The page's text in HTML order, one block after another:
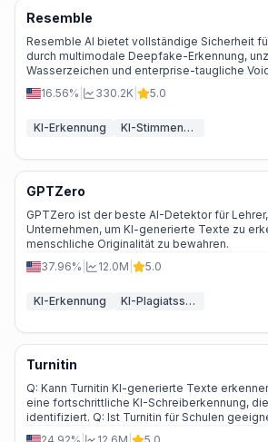
Resemble
Resemble AI bietet vollständige Sicherheit
durch multimodale Deepfake-Erkennung,
Wasserzeichen und enterprise-taugliche
16.56%
330.2K 5.0
KI-Erkennung KI-Stimmenklonen
GPTZero
GPTZero ist der beste AI-Detektor für
Unternehmen, um KI-generierte Texte zu
menschliche Originalität zu bewahren.
37.96%
12.0M 5.0
KI-Erkennung KI-Plagiatssuche
Turnitin
Q: Kann Turnitin KI-generierte Texte
eine fortschrittliche KI-Schreiberkennung,
identifiziert. Q: Ist Turnitin für Schulen geeignet? A: Absolut!
Turnitin bietet spezielle Lösungen für